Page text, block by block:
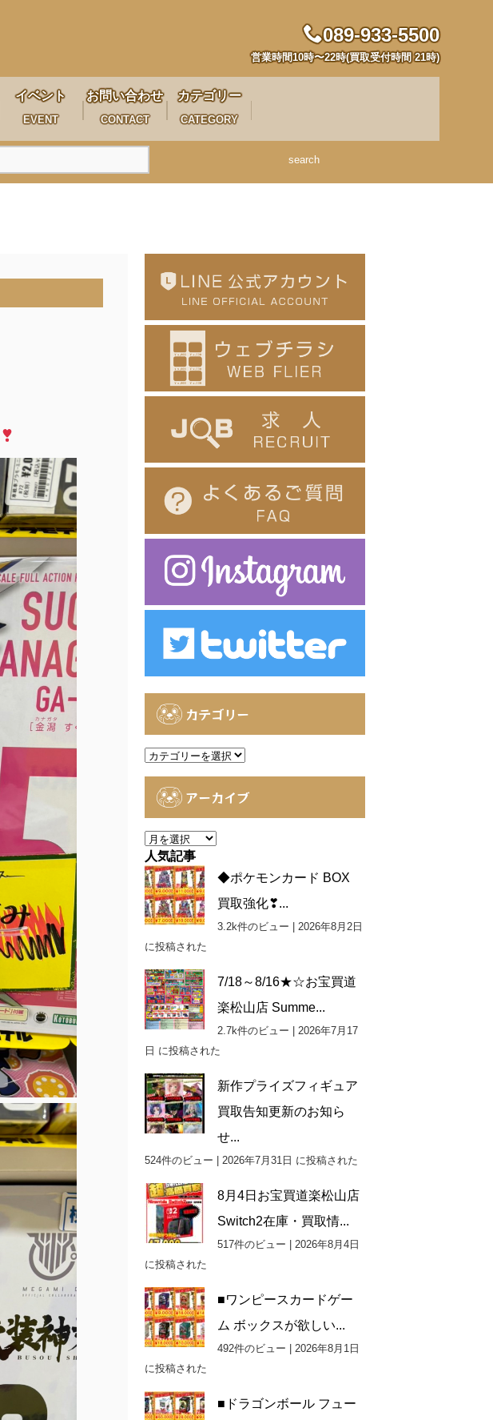
089-933-5500
営業時間10時〜22時(買取受付時間 21時)
イベント
EVENT
お問い合わせ
CONTACT
カテゴリー
CATEGORY
search
カテゴリー
カ
アーカイブ
ア
ー
カ
イ
ブ
人気記事
◆ポケモンカード BOX
買取強化❣...
3.2k件のビュー
2026年8月2日
に投稿された
7/18～8/16★☆お宝買道
楽松山店 Summe...
2.7k件のビュー
2026年7月17
日 に投稿された
新作プライズフィギュア
買取告知更新のお知ら
せ...
524件のビュー 2026年7月31日 に投稿された
8月4日お宝買道楽松山店
Switch2在庫・買取情...
517件のビュー
2026年8月4日
に投稿された
■ワンピースカードゲー
ム ボックスが欲しい...
492件のビュー
2026年8月1日
に投稿された
■ドラゴンボール フュー